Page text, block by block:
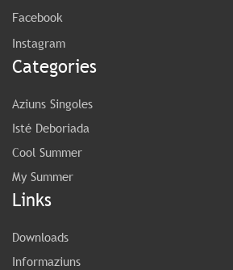
Facebook
Instagram
Categories
Aziuns Singoles
Isté Deboriada
Cool Summer
My Summer
Links
Downloads
Informaziuns